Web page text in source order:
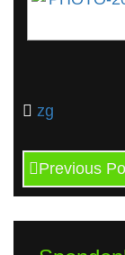
zg
Previous